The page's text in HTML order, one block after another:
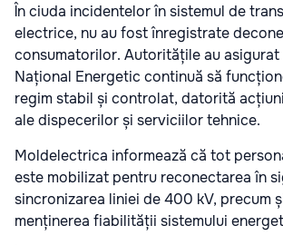
În ciuda incidentelor în sistemul de
electrice, nu au fost înregistrate
consumatorilor. Autoritățile au asigurat
Național Energetic continuă să
regim stabil și controlat, datorită
ale dispecerilor și serviciilor tehnice.
Moldelectrica informează că tot
este mobilizat pentru reconectarea în
sincronizarea liniei de 400 kV, precum
menținerea fiabilității sistemului